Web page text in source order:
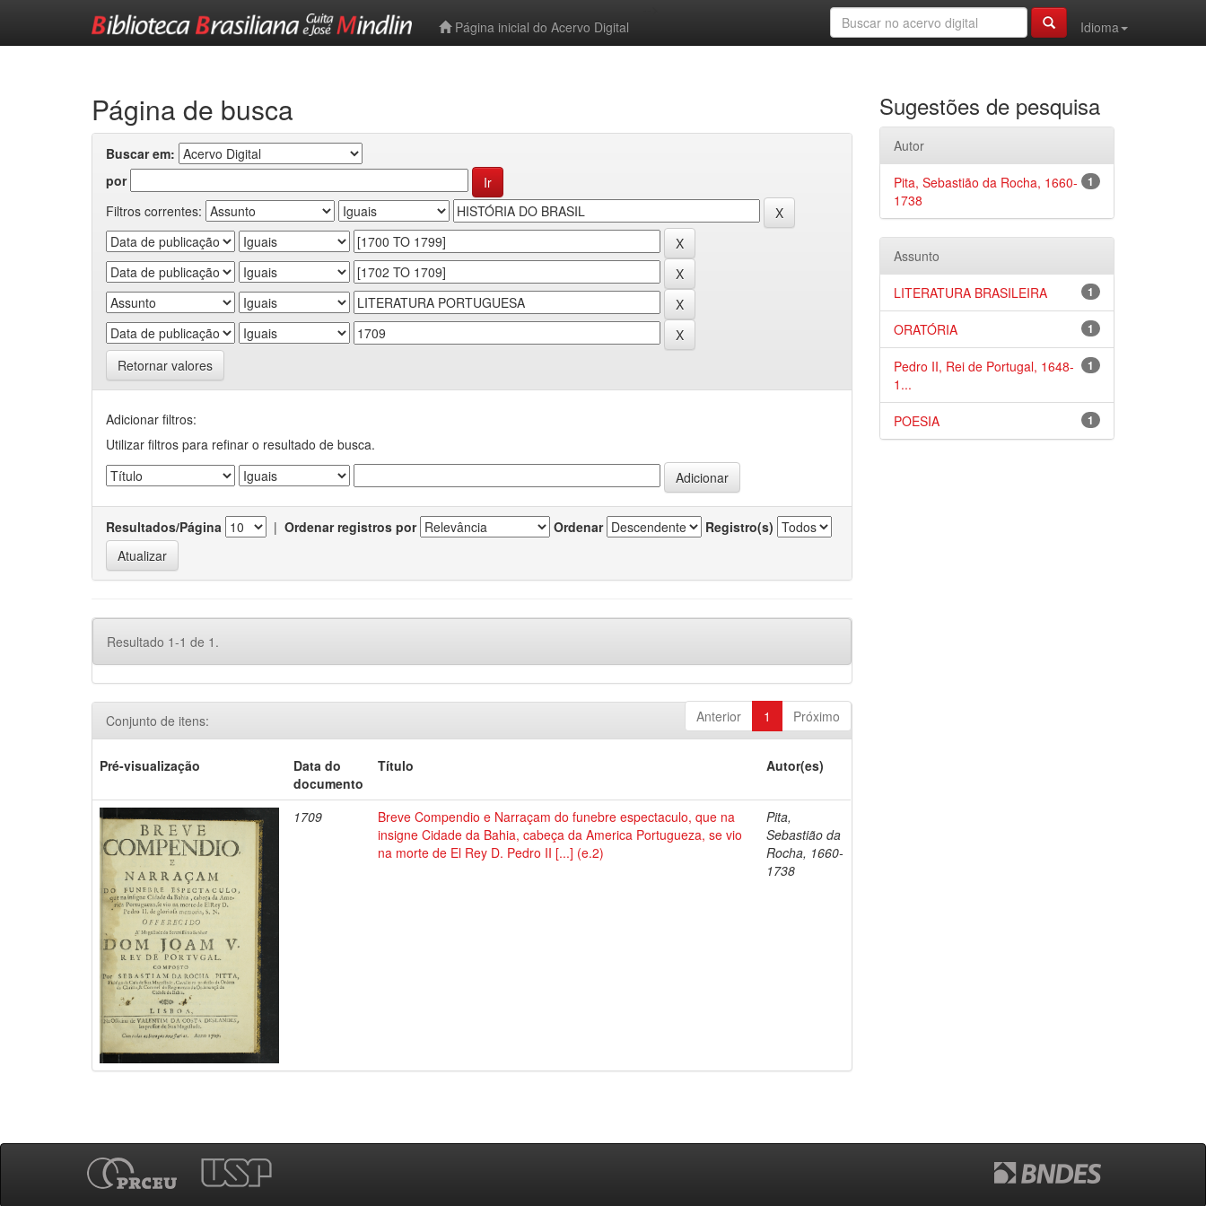
Página inicial do Acervo Digital
Idioma
Página de busca
Buscar em:
por
Filtros correntes:
Retornar valores
Adicionar filtros:
Utilizar filtros para refinar o resultado de busca.
Resultados/Página | Ordenar registros por Ordenar Registro(s)
Resultado 1-1 de 1.
Anterior 1 Próximo
Conjunto de itens:
Pré-visualização
Data do
documento
Título Autor(es)
1709
Breve Compendio e Narraçam do funebre espectaculo, que na
insigne Cidade da Bahia, cabeça da America Portugueza, se vio
na morte de El Rey D. Pedro II [...] (e.2)
Pita,
Sebastião da
Rocha, 1660-
1738
Sugestões de pesquisa
Autor
1
Pita, Sebastião da Rocha, 1660-
1738
Assunto
1
LITERATURA BRASILEIRA
1
ORATÓRIA
1
Pedro II, Rei de Portugal, 1648-
1...
1
POESIA